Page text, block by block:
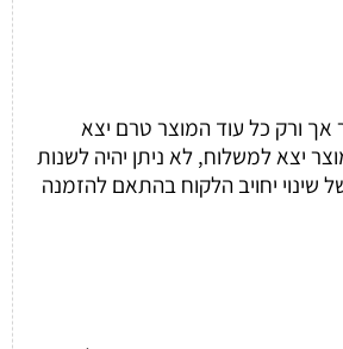
אך ורק כל עוד המוצר טרם יצא
יצא למשלוח, לא ניתן יהיה לשנות
יחויב הלקוח בהתאם להזמנה